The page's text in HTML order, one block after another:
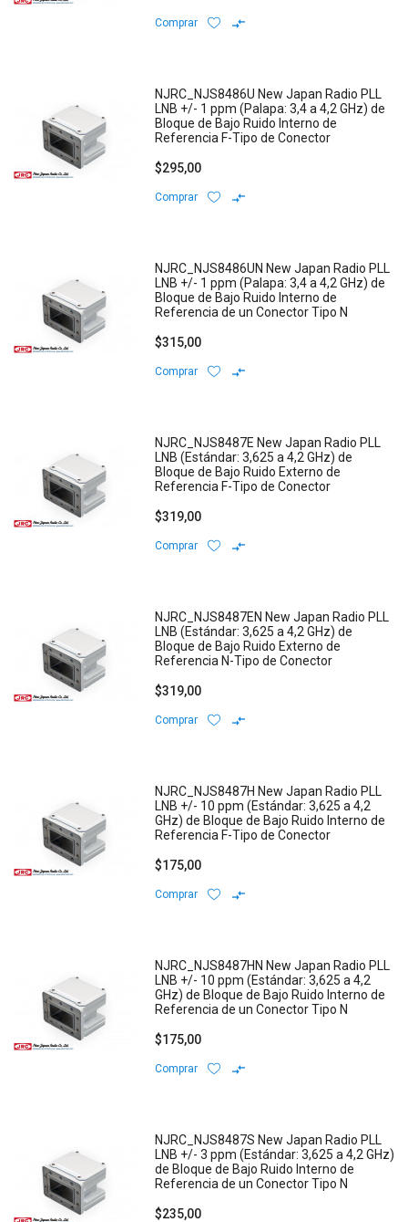
Comprar
NJRC_NJS8486U New Japan Radio PLL
LNB +/- 1 ppm (Palapa: 3,4 a 4,2 GHz) de
Bloque de Bajo Ruido Interno de
Referencia F-Tipo de Conector
$295,00
Comprar
NJRC_NJS8486UN New Japan Radio PLL
LNB +/- 1 ppm (Palapa: 3,4 a 4,2 GHz) de
Bloque de Bajo Ruido Interno de
Referencia de un Conector Tipo N
$315,00
Comprar
NJRC_NJS8487E New Japan Radio PLL
LNB (Estándar: 3,625 a 4,2 GHz) de
Bloque de Bajo Ruido Externo de
Referencia F-Tipo de Conector
$319,00
Comprar
NJRC_NJS8487EN New Japan Radio PLL
LNB (Estándar: 3,625 a 4,2 GHz) de
Bloque de Bajo Ruido Externo de
Referencia N-Tipo de Conector
$319,00
Comprar
NJRC_NJS8487H New Japan Radio PLL
LNB +/- 10 ppm (Estándar: 3,625 a 4,2
GHz) de Bloque de Bajo Ruido Interno de
Referencia F-Tipo de Conector
$175,00
Comprar
NJRC_NJS8487HN New Japan Radio PLL
LNB +/- 10 ppm (Estándar: 3,625 a 4,2
GHz) de Bloque de Bajo Ruido Interno de
Referencia de un Conector Tipo N
$175,00
Comprar
NJRC_NJS8487S New Japan Radio PLL
LNB +/- 3 ppm (Estándar: 3,625 a 4,2 GHz)
de Bloque de Bajo Ruido Interno de
Referencia de un Conector Tipo N
$235,00